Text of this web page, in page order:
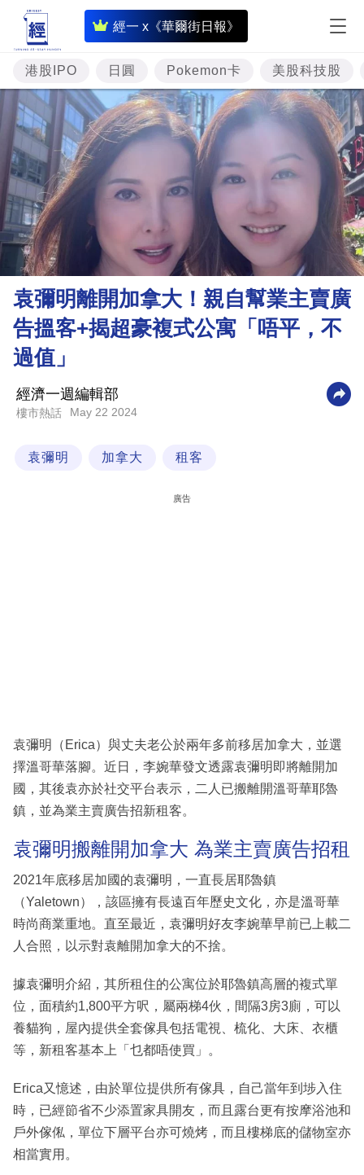
經一 x《華爾街日報》
即
時
財
經
專
題
投
市
理
財
商
科
技
場
港股IPO 日圓 Pokemon卡 美股科技股
袁彌明離開加拿大！親自幫業主賣廣
告搵客+揭超豪複式公寓「唔平，不
過值」
經濟一週編輯部
樓市熱話 May 22 2024
袁彌明 加拿大 租客
廣告
袁彌明（Erica）與丈夫老公於兩年多前移居加拿大，並選
擇溫哥華落腳。近日，李婉華發文透露袁彌明即將離開加
國，其後袁亦於社交平台表示，二人已搬離開溫哥華耶魯
鎮，並為業主賣廣告招新租客。
袁彌明搬離開加拿大 為業主賣廣告招租
2021年底移居加國的袁彌明，一直長居耶魯鎮
（Yaletown），該區擁有長遠百年歷史文化，亦是溫哥華
時尚商業重地。直至最近，袁彌明好友李婉華早前已上載二
人合照，以示對袁離開加拿大的不捨。
據袁彌明介紹，其所租住的公寓位於耶魯鎮高層的複式單
位，面積約1,800平方呎，屬兩梯4伙，間隔3房3廁，可以
養貓狗，屋內提供全套傢具包括電視、梳化、大床、衣櫃
等，新租客基本上「乜都唔使買」。
Erica又憶述，由於單位提供所有傢具，自己當年到埗入住
時，已經節省不少添置家具開友，而且露台更有按摩浴池和
戶外傢俬，單位下層平台亦可燒烤，而且樓梯底的儲物室亦
相當實用。